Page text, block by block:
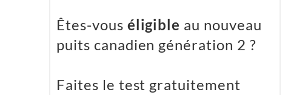
Êtes-vous éligible au nouveau
puits canadien génération 2 ?
Faites le test gratuitement